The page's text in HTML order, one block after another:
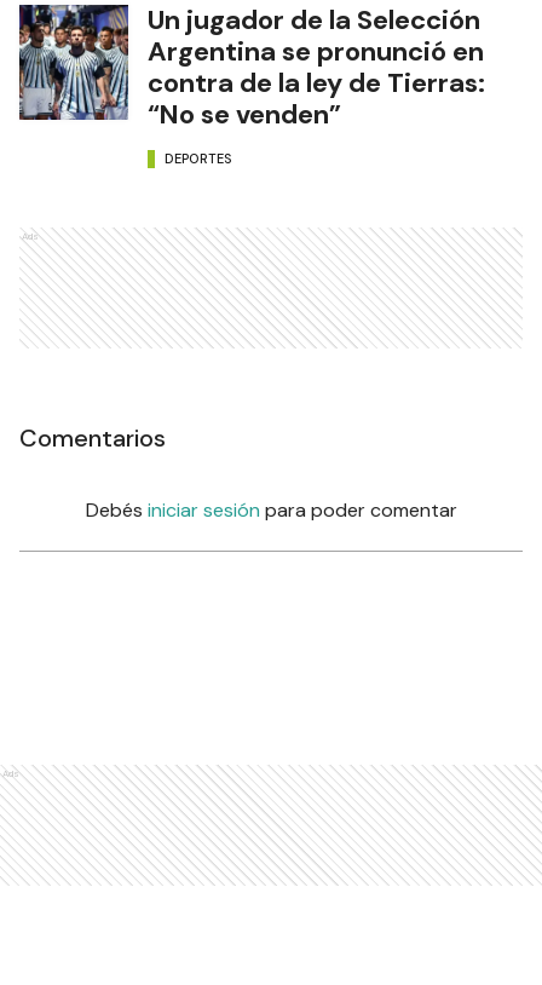
Un jugador de la Selección
Argentina se pronunció en
contra de la ley de Tierras:
“No se venden”
DEPORTES
Ads
Comentarios
Debés iniciar sesión para poder comentar
Ads